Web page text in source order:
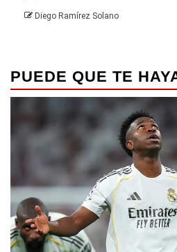
Diego Ramírez Solano
PUEDE QUE TE